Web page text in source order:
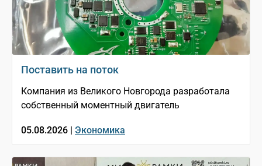
Поставить на поток
Компания из Великого Новгорода разработала
собственный моментный двигатель
05.08.2026 | Экономика